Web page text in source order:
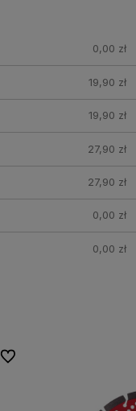
0,00 zł
19,90 zł
19,90 zł
27,90 zł
27,90 zł
0,00 zł
0,00 zł
Do ulubionych
Do ulubionych